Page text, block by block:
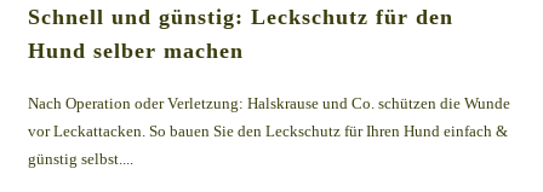
Schnell und günstig: Leckschutz für den
Hund selber machen
Nach Operation oder Verletzung: Halskrause und Co. schützen die Wunde
vor Leckattacken. So bauen Sie den Leckschutz für Ihren Hund einfach &
günstig selbst....